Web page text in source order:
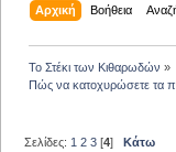
Αρχική Βοήθεια
Το Στέκι των Κιθαρωδών »
Πώς να κατοχυρώσετε τα
Σελίδες: 1 2 3 [4]Κάτω